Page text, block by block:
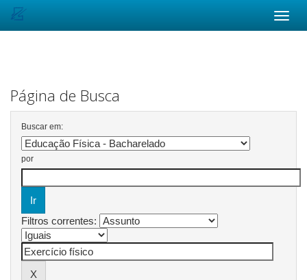
Página de Busca
Buscar em:
por
Filtros correntes: